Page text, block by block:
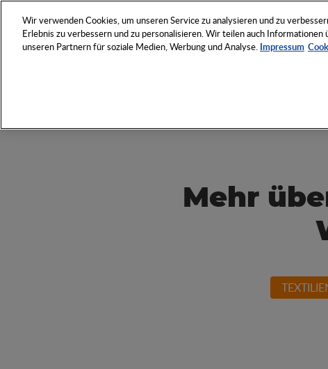
NETZWERK
Mehr
Wir verwenden Cookies, um unseren Service zu analysieren und zu
Erlebnis zu verbessern und zu personalisieren. Wir teilen auch
unseren Partnern für soziale Medien, Werbung und Analyse. Impressum